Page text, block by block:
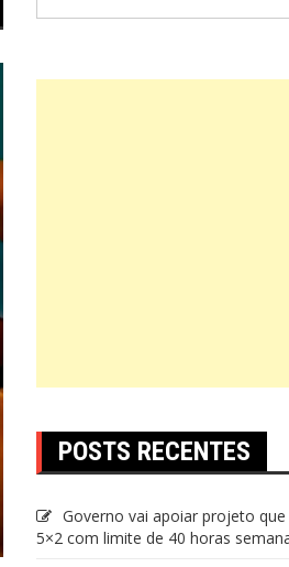
POSTS RECENTES
Governo vai apoiar projeto
5×2 com limite de 40 horas